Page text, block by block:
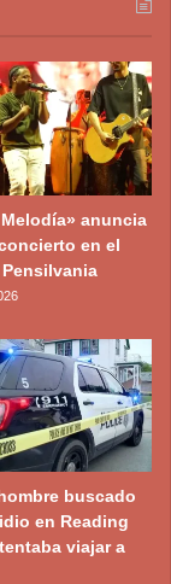
anuncia
en el
buscado
en Reading
viajar a